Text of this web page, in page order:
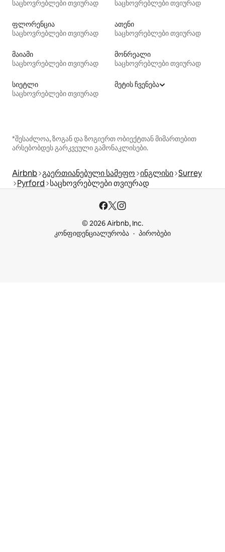
საცხოვრებლები თვიურად
საცხოვრებლები თვიურად
ფლორენცია
საცხოვრებლები თვიურად
ათენი
საცხოვრებლები თვიურად
მაიამი
საცხოვრებლები თვიურად
მონრეალი
საცხოვრებლები თვიურად
სიეტლი
საცხოვრებლები თვიურად
მეტის ჩვენება
*შესაძლოა, ზოგან და ზოგიერთ ობიექტთან მიმართებით
არსებობდეს გარკვეული გამონაკლისები.
Airbnb გაერთიანებული სამეფო ინგლისი Surrey
Pyrford საცხოვრებლები თვიურად
© 2026 Airbnb, Inc.
კონფიდენციალურობა
პირობები